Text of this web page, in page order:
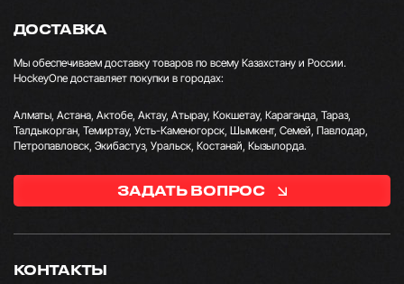
КОНТАКТЫ
ДОСТАВКА
Мы обеспечиваем доставку товаров по всему Казахстану и России.
HockeyOne доставляет покупки в городах:
Алматы, Астана, Актобе, Актау, Атырау, Кокшетау, Караганда, Тараз,
Талдыкорган, Темиртау, Усть-Каменогорск, Шымкент, Семей, Павлодар,
Петропавловск, Экибастуз, Уральск, Костанай, Кызылорда.
ЗАДАТЬ ВОПРОС